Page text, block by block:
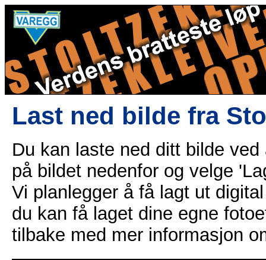
Last ned bilde fra
Du kan laste ned ditt bilde
på bildet nedenfor og velge
Vi planlegger å få lagt ut
du kan få laget dine egne
tilbake med mer informasjon